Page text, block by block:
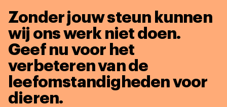
Zonder jouw steun kunnen
wij ons werk niet doen.
Geef nu voor het
verbeteren van de
leefomstandigheden voor
dieren.